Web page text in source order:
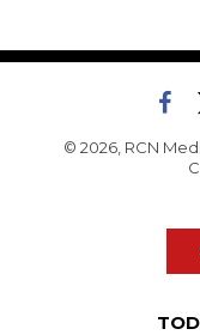
© 2026, RCN